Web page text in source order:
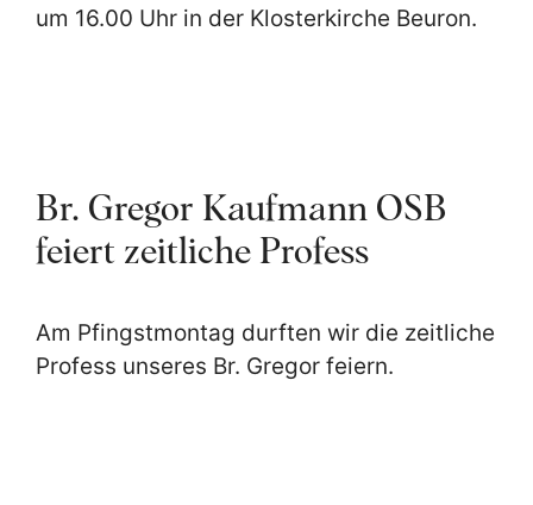
um 16.00 Uhr in der Klosterkirche Beuron.
Br. Gregor Kaufmann OSB
feiert zeitliche Profess
Am Pfingstmontag durften wir die zeitliche
Profess unseres Br. Gregor feiern.